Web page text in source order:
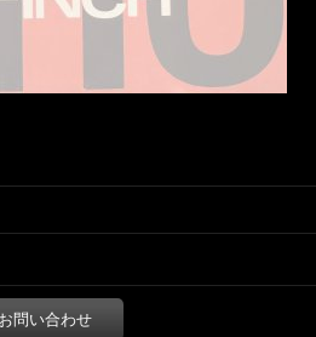
お問い合わせ